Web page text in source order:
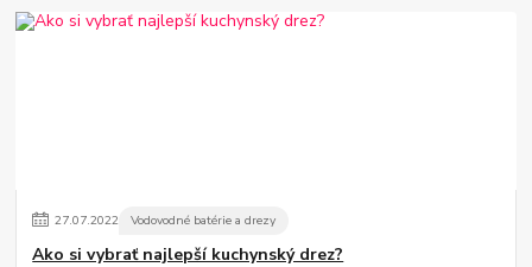
27.07.2022 Vodovodné batérie a drezy
Ako si vybrať najlepší kuchynský drez?